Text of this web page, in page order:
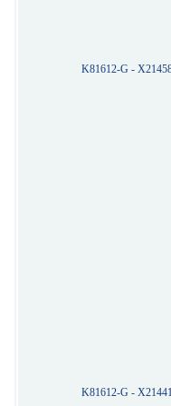
K81612-G -
K81612-G -